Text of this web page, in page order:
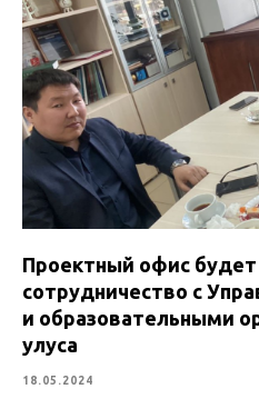
Проектный офис
сотрудничество с
и образовательными
улуса
18.05.2024